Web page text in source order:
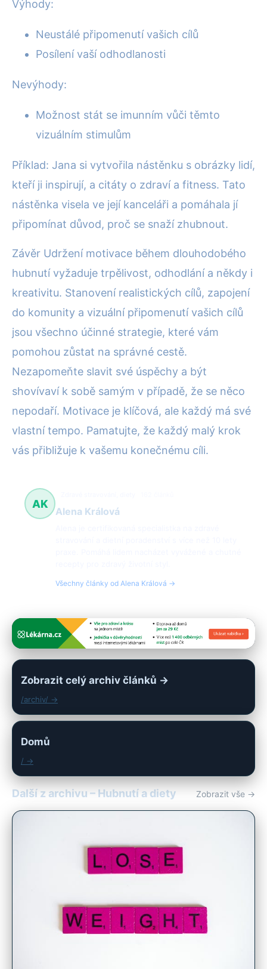
Výhody:
Neustálé připomenutí vašich cílů
Posílení vaší odhodlanosti
Nevýhody:
Možnost stát se imunním vůči těmto
vizuálním stimulům
Příklad: Jana si vytvořila nástěnku s obrázky lidí,
kteří ji inspirují, a citáty o zdraví a fitness. Tato
nástěnka visela ve její kanceláři a pomáhala jí
připomínat důvod, proč se snaží zhubnout.
Závěr Udržení motivace během dlouhodobého
hubnutí vyžaduje trpělivost, odhodlání a někdy i
kreativitu. Stanovení realistických cílů, zapojení
do komunity a vizuální připomenutí vašich cílů
jsou všechno účinné strategie, které vám
pomohou zůstat na správné cestě.
Nezapomeňte slavit své úspěchy a být
shovívaví k sobě samým v případě, že se něco
nepodaří. Motivace je klíčová, ale každý má své
vlastní tempo. Pamatujte, že každý malý krok
vás přibližuje k vašemu konečnému cíli.
AK
Alena Králová
Všechny články od Alena Králová →
Zobrazit celý archiv článků →
/archiv/ →
Domů
/ →
Další z archivu – Hubnutí a diety Zobrazit vše →